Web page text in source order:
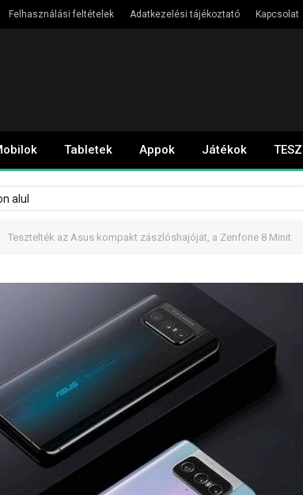
Felhasználási feltételek Adatkezelési tájékoztató Kapcsolat
Tabletek Appok Játékok
alul
Tesztelték az Asus kompakt zászlóshajóját, a Zenfone 8 Minit